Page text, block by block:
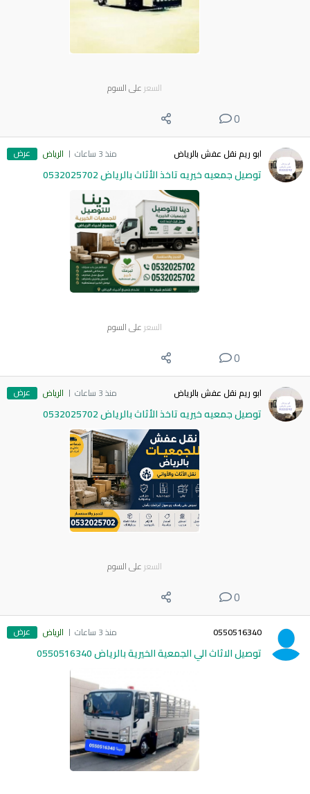
السعر على السوم
0
ابو ريم نقل عفش بالرياض منذ 3 ساعات الرياض عرض
توصيل جمعيه خيريه تاخذ الأثاث بالرياض 0532025702
السعر على السوم
0
ابو ريم نقل عفش بالرياض منذ 3 ساعات الرياض عرض
توصيل جمعيه خيريه تاخذ الأثاث بالرياض 0532025702
السعر على السوم
0
0550516340 منذ 3 ساعات الرياض عرض
توصيل الاثاث الي الجمعية الخيرية بالرياض 0550516340